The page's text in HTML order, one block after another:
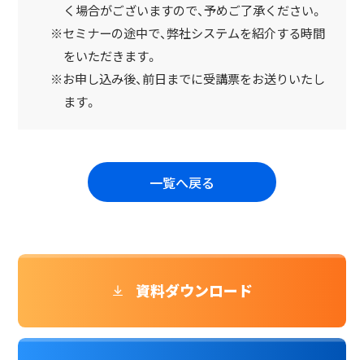
く場合がございますので、予めご了承ください。
※セミナーの途中で、弊社システムを紹介する時間
をいただきます。
※お申し込み後、前日までに受講票をお送りいたし
ます。
一覧へ戻る
資料ダウンロード